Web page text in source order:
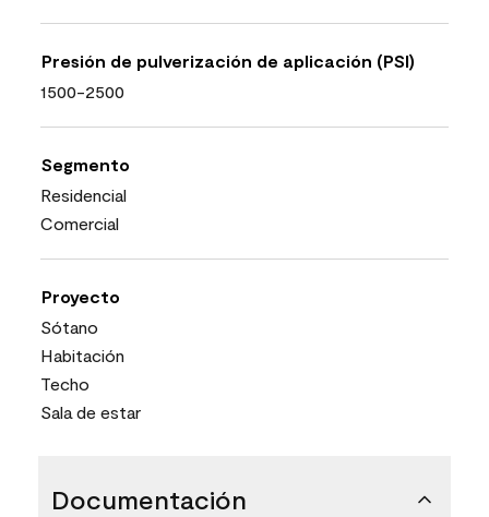
Presión de pulverización de aplicación (PSI)
1500-2500
Segmento
Residencial
Comercial
Proyecto
Sótano
Habitación
Techo
Sala de estar
Documentación